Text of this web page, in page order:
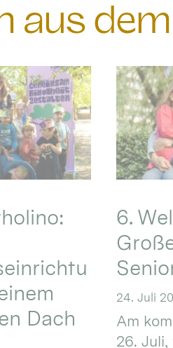
aus
Dach
6.
24. Juli
Am
26.